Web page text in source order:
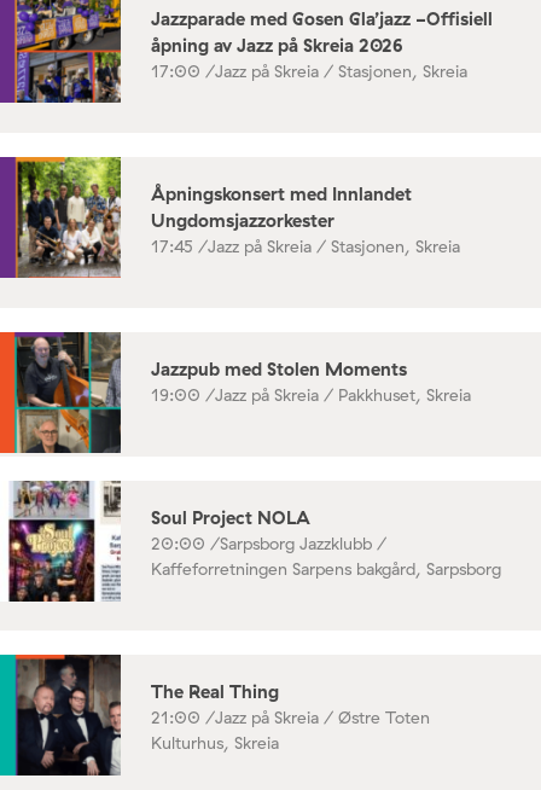
Jazzparade med Gosen Gla’jazz -Offisiell
åpning av Jazz på Skreia 2026
17:00 /Jazz på Skreia / Stasjonen, Skreia
Åpningskonsert med Innlandet
Ungdomsjazzorkester
17:45 /Jazz på Skreia / Stasjonen, Skreia
Jazzpub med Stolen Moments
19:00 /Jazz på Skreia / Pakkhuset, Skreia
Soul Project NOLA
20:00 /Sarpsborg Jazzklubb /
Kaffeforretningen Sarpens bakgård, Sarpsborg
The Real Thing
21:00 /Jazz på Skreia / Østre Toten
Kulturhus, Skreia